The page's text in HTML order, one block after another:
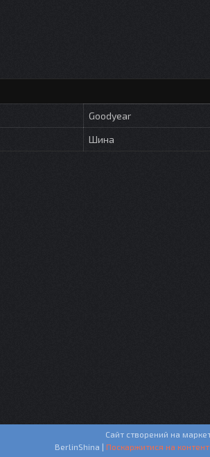
Goodyear
Шина
Сайт створений на
BerlinShina | Поскаржитися на контент